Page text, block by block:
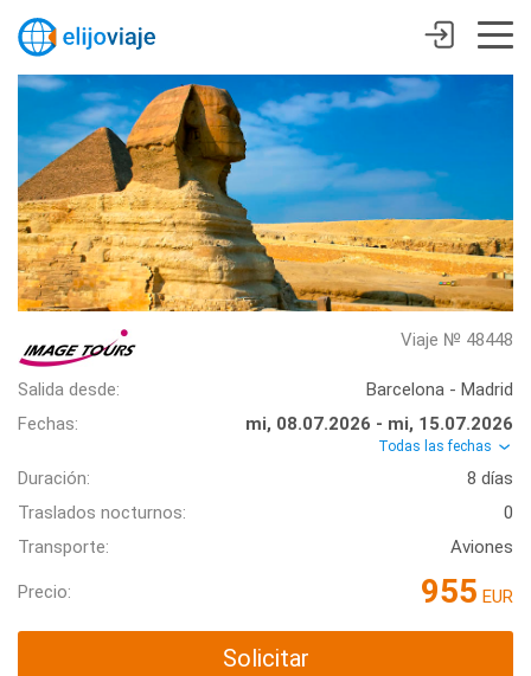
Viaje № 48448
Salida desde:
Barcelona - Madrid
Fechas:
mi, 08.07.2026 - mi, 15.07.2026
Todas las fechas
Duración:
8 días
Traslados nocturnos:
0
Transporte:
Aviones
Precio: 955 EUR
Solicitar